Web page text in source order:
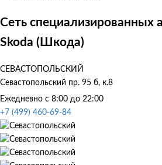
Сеть специализированных
Skoda (Шкода)
СЕВАСТОПОЛЬСКИЙ
Севастопольский пр. 95 б, к.8
Ежедневно с 8:00 до 22:00
+7 (499) 460-69-84